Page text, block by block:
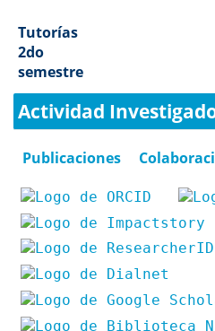
Tutorías
2do
semestre
Actividad
Publicaciones